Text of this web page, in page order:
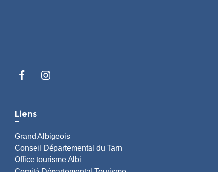
Liens
Grand Albigeois
Conseil Départemental du Tarn
Office tourisme Albi